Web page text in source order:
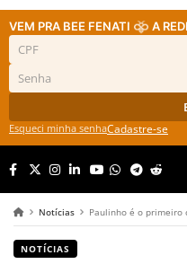
VEM PRA BEE FENATI A
Esqueci minha senhaCadastre-se
Notícias Paulinho é o primeiro
NOTÍCIAS